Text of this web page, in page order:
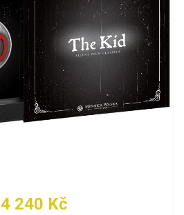
4 240 Kč